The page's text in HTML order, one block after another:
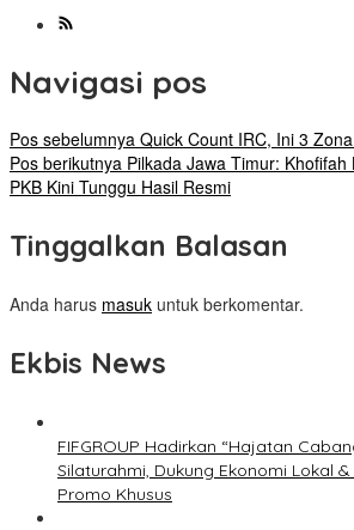
Navigasi pos
Pos sebelumnya Quick Count IRC, Ini 3
Pos berikutnya Pilkada Jawa Timur:
PKB Kini Tunggu Hasil Resmi
Tinggalkan Balasan
Anda harus masuk untuk berkomentar.
Ekbis News
FIFGROUP Hadirkan “Hajatan
Silaturahmi, Dukung Ekonomi Lokal
Promo Khusus